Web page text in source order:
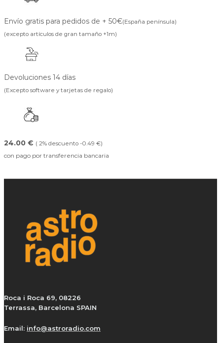
Envío gratis para pedidos de + 50€(España península)
(excepto artículos de gran tamaño +1m)
Devoluciones 14 días
(Excepto software y tarjetas de regalo)
24.00 € ( 2% descuento -0.49 €)
con pago por transferencia bancaria
Roca i Roca 69, 08226
Terrassa, Barcelona SPAIN
Email: info@astroradio.com